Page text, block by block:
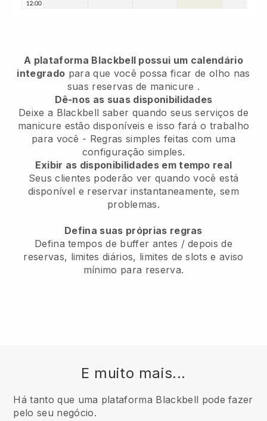
A plataforma Blackbell possui um calendário
integrado para que você possa ficar de olho nas
suas reservas de manicure .
Dê-nos as suas disponibilidades
Deixe a Blackbell saber quando seus serviços de
manicure estão disponíveis e isso fará o trabalho
para você - Regras simples feitas com uma
configuração simples.
Exibir as disponibilidades em tempo real
Seus clientes poderão ver quando você está
disponível e reservar instantaneamente, sem
problemas.
Defina suas próprias regras
Defina tempos de buffer antes / depois de
reservas, limites diários, limites de slots e aviso
mínimo para reserva.
E muito mais...
Há tanto que uma plataforma Blackbell pode fazer
pelo seu negócio.